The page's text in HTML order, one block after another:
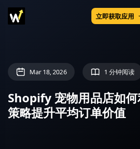
立即获取应用
Mar 18, 2026 1 分钟阅读
Shopify 宠物用品店如
策略提升平均订单价值